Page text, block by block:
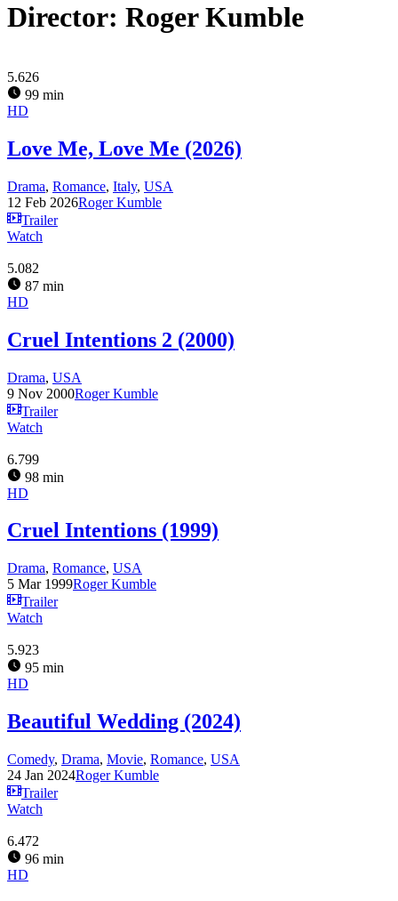
Director: Roger Kumble
5.626
99 min
HD
Love Me, Love Me (2026)
Drama, Romance, Italy, USA
12 Feb 2026Roger Kumble
Trailer
Watch
5.082
87 min
HD
Cruel Intentions 2 (2000)
Drama, USA
9 Nov 2000Roger Kumble
Trailer
Watch
6.799
98 min
HD
Cruel Intentions (1999)
Drama, Romance, USA
5 Mar 1999Roger Kumble
Trailer
Watch
5.923
95 min
HD
Beautiful Wedding (2024)
Comedy, Drama, Movie, Romance, USA
24 Jan 2024Roger Kumble
Trailer
Watch
6.472
96 min
HD